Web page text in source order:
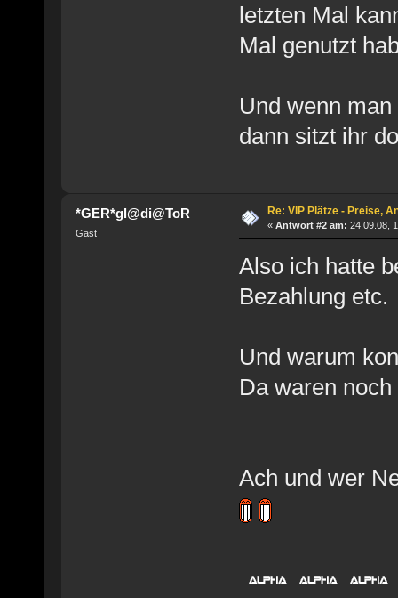
letzten Mal
Mal genutzt
Und wenn
dann sitzt ihr
*GER*gl@di@ToR
Gast
Re: VIP Plätze - Preise,
« Antwort #2 am: 24.09.08,
Also ich hatte
Bezahlung etc.
Und warum
Da waren
Ach und wer